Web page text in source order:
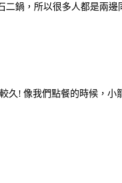
鍋，所以很多人都是兩邊
! 像我們點餐的時候，小